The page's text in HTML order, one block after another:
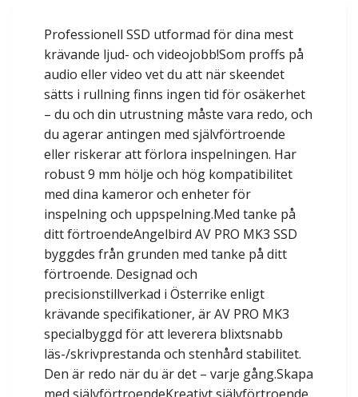
Professionell SSD utformad för dina mest
krävande ljud- och videojobb!Som proffs på
audio eller video vet du att när skeendet
sätts i rullning finns ingen tid för osäkerhet
– du och din utrustning måste vara redo, och
du agerar antingen med självförtroende
eller riskerar att förlora inspelningen. Har
robust 9 mm hölje och hög kompatibilitet
med dina kameror och enheter för
inspelning och uppspelning.Med tanke på
ditt förtroendeAngelbird AV PRO MK3 SSD
byggdes från grunden med tanke på ditt
förtroende. Designad och
precisionstillverkad i Österrike enligt
krävande specifikationer, är AV PRO MK3
specialbyggd för att leverera blixtsnabb
läs-/skrivprestanda och stenhård stabilitet.
Den är redo när du är det – varje gång.Skapa